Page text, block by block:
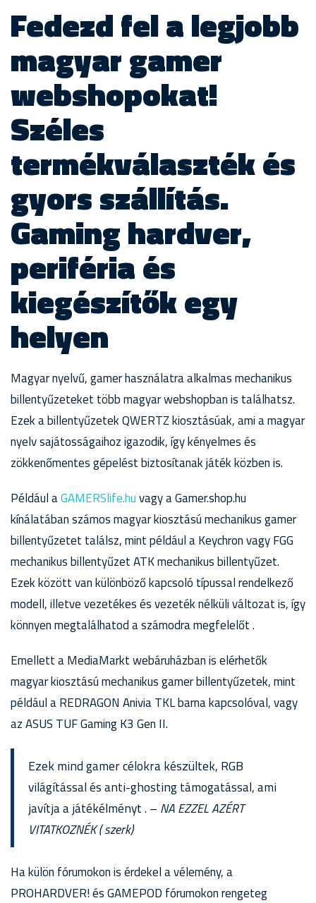
Fedezd fel a legjobb
magyar gamer
webshopokat!
Széles
termékválaszték és
gyors szállítás.
Gaming hardver,
periféria és
kiegészítők egy
helyen
Magyar nyelvű, gamer használatra alkalmas mechanikus
billentyűzeteket több magyar webshopban is találhatsz.
Ezek a billentyűzetek QWERTZ kiosztásúak, ami a magyar
nyelv sajátosságaihoz igazodik, így kényelmes és
zökkenőmentes gépelést biztosítanak játék közben is.
Például aGAMERSlife.huvagy a Gamer.shop.hu
kínálatában számos magyar kiosztású mechanikus gamer
billentyűzetet találsz, mint például a Keychron vagy FGG
mechanikus billentyűzet ATK mechanikus billentyűzet.
Ezek között van különböző kapcsoló típussal rendelkező
modell, illetve vezetékes és vezeték nélküli változat is, így
könnyen megtalálhatod a számodra megfelelőt .
Emellett a MediaMarkt webáruházban is elérhetők
magyar kiosztású mechanikus gamer billentyűzetek, mint
például a REDRAGON Anivia TKL barna kapcsolóval, vagy
az ASUS TUF Gaming K3 Gen II.
Ezek mind gamer célokra készültek, RGB
világítással és anti-ghosting támogatással, ami
javítja a játékélményt . – NA EZZEL AZÉRT
VITATKOZNÉK ( szerk)
Ha külön fórumokon is érdekel a vélemény, a
PROHARDVER! és GAMEPOD fórumokon rengeteg